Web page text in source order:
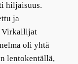
hiljaisuus.
ja
Virkailijat
oli yhtä
lentokentällä,